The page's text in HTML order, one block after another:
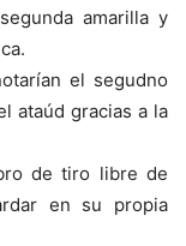
amarilla y
el segudno
ataúd gracias a la
de tiro libre de
en su propia